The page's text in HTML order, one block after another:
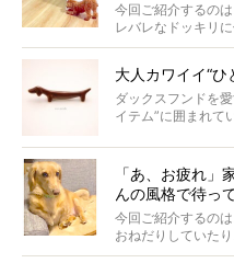
今回ご紹介するの
レバレなドッキリ
と違う事態に陥っ
大人カワイイ“
ダックスフンドを
イテム”に囲まれて
ムをご紹介。
「あ、お疲れ」
んの風格で待っ
今回ご紹介するの
おねだりしていた
今にも言葉を発し